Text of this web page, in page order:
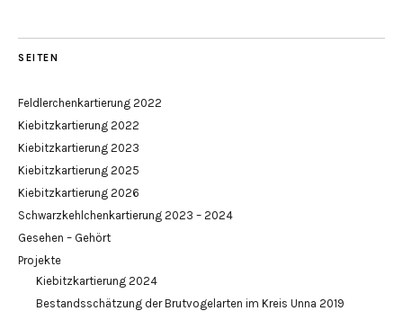
SEITEN
Feldlerchenkartierung 2022
Kiebitzkartierung 2022
Kiebitzkartierung 2023
Kiebitzkartierung 2025
Kiebitzkartierung 2026
Schwarzkehlchenkartierung 2023 – 2024
Gesehen – Gehört
Projekte
Kiebitzkartierung 2024
Bestandsschätzung der Brutvogelarten im Kreis Unna 2019